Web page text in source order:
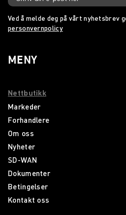
Ved å melde deg på vårt nyhetsbrev
personvernpolicy
MENY
Nettbutikk
Markeder
Forhandlere
Om oss
Nyheter
SD-WAN
Dokumenter
Betingelser
Kontakt oss